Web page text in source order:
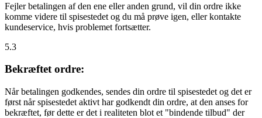
Fejler betalingen af den ene eller anden grund, vil din ordre ikke
komme videre til spisestedet og du må prøve igen, eller kontakte
kundeservice, hvis problemet fortsætter.
5.3
Bekræftet ordre:
Når betalingen godkendes, sendes din ordre til spisestedet og det er
først når spisestedet aktivt har godkendt din ordre, at den anses for
bekræftet, før dette er det i realiteten blot et "bindende tilbud" der